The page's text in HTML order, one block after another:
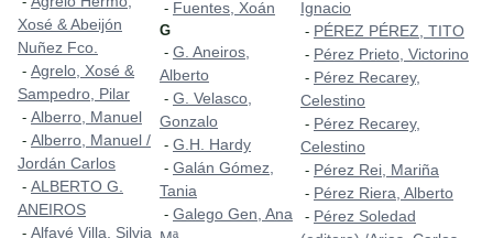
Xosé & Abeijón
Nuñez Fco.
- Agrelo, Xosé &
Sampedro, Pilar
- Alberro, Manuel
- Alberro, Manuel /
Jordán Carlos
- ALBERTO G.
ANEIROS
- Alfayé Villa, Silvia
- Fuentes, Xoán
G
- G. Aneiros,
Alberto
- G. Velasco,
Gonzalo
- G.H. Hardy
- Galán Gómez,
Tania
- Galego Gen, Ana
Ignacio
- PÉREZ PÉREZ, TITO
- Pérez Prieto, Victorino
- Pérez Recarey,
Celestino
- Pérez Recarey,
Celestino
- Pérez Rei, Mariña
- Pérez Riera, Alberto
- Pérez Soledad